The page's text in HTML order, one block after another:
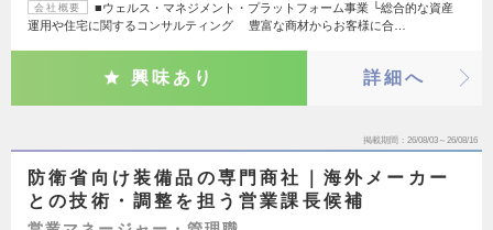
会社概要
■ウェルス・マネジメント・プラットフォーム事業 └総合的な資産
運用や住宅に関するコンサルティング 豊富な商材からお客様に合…
興味あり 詳細へ
掲載期間 26/08/03～26/08/16
防衛省向け装備品の専門商社｜海外メーカー
との技術・調整を担う営業課長候補